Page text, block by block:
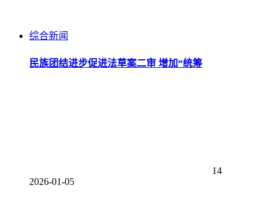
综合新闻
民族团结进步促进法草案二审 增加“统筹
14
2026-01-05